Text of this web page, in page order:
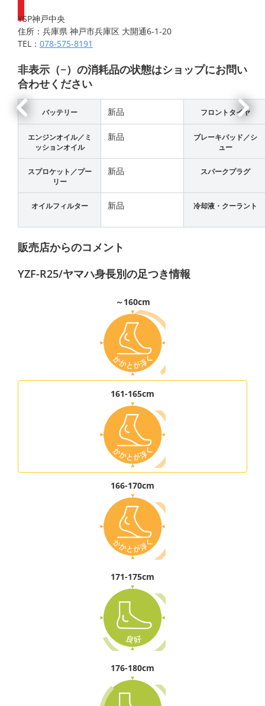
YSP神戸中央
住所：兵庫県 神戸市兵庫区 大開通6-1-20
TEL： 078-575-8191
非表示（−）の消耗品の状態はショップにお問い
合わせください
バッテリー 新品 フロントタイヤ
エンジンオイル／ミ
ッションオイル
新品
ブレーキパッド／シ
ュー
スプロケット／プー
リー
新品 スパークプラグ
オイルフィルター 新品 冷却液・クーラント
販売店からのコメント
YZF-R25/ヤマハ身長別の足つき情報
～160cm
161-165cm
166-170cm
171-175cm
176-180cm